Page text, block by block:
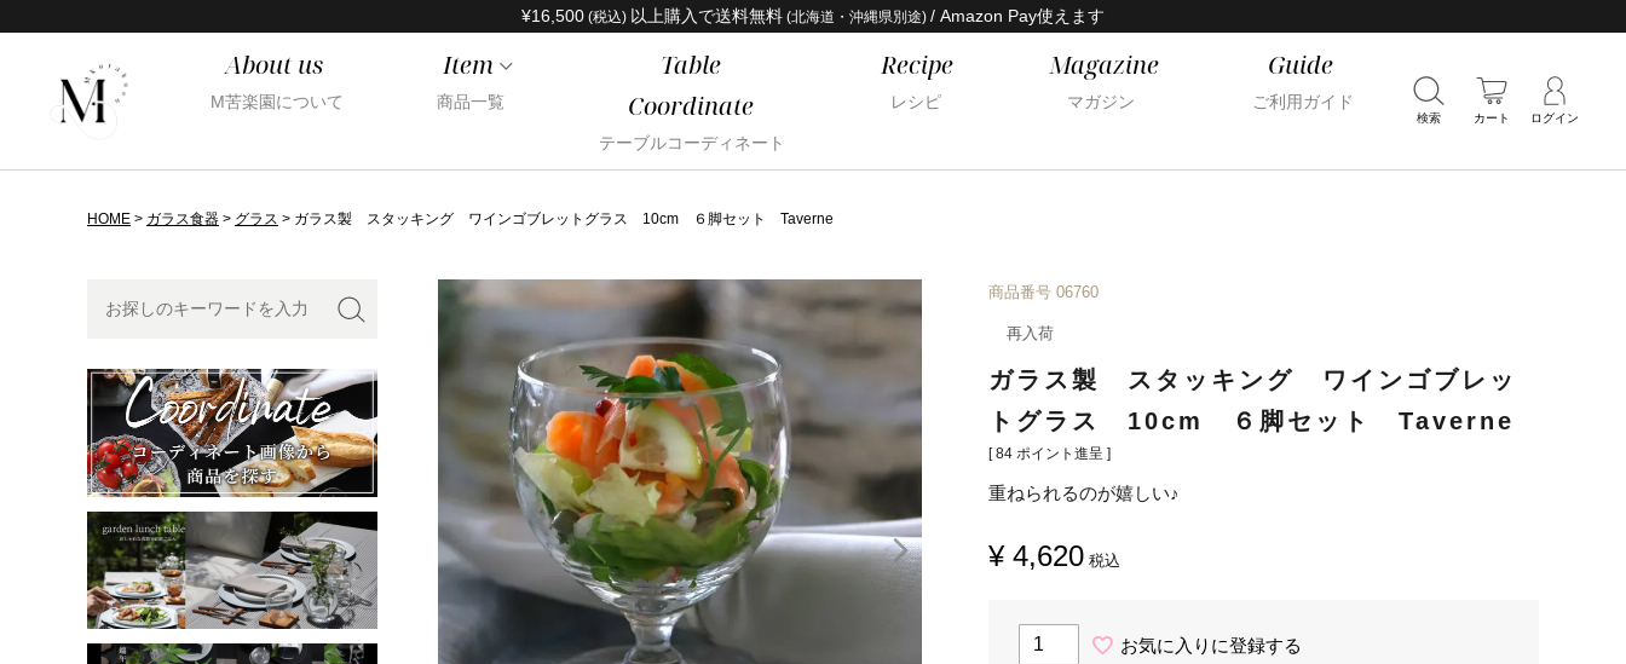
¥16,500 (税込) 以上購入で送料無料 (北海道・沖縄県別途) / Amazon Pay使えます
About us
M苦楽園について
Item
商品一覧
Table
Coordinate
テーブルコーディネート
Recipe
レシピ
Magazine
マガジン
Guide
ご利用ガイド
検索 カート ログイン
HOME ガラス食器 グラス ガラス製 スタッキング ワインゴブレットグラス 10cm ６脚セット Taverne
商品番号 06760
再入荷
ガラス製 スタッキング ワインゴブレッ
トグラス 10cm ６脚セット Taverne
[ 84 ポイント進呈 ]
重ねられるのが嬉しい♪
¥ 4,620 税込
お気に入りに登録する